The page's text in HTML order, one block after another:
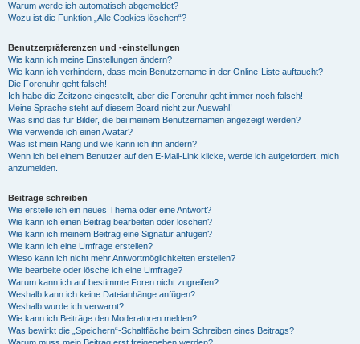
Warum werde ich automatisch abgemeldet?
Wozu ist die Funktion „Alle Cookies löschen“?
Benutzerpräferenzen und -einstellungen
Wie kann ich meine Einstellungen ändern?
Wie kann ich verhindern, dass mein Benutzername in der Online-Liste auftaucht?
Die Forenuhr geht falsch!
Ich habe die Zeitzone eingestellt, aber die Forenuhr geht immer noch falsch!
Meine Sprache steht auf diesem Board nicht zur Auswahl!
Was sind das für Bilder, die bei meinem Benutzernamen angezeigt werden?
Wie verwende ich einen Avatar?
Was ist mein Rang und wie kann ich ihn ändern?
Wenn ich bei einem Benutzer auf den E-Mail-Link klicke, werde ich aufgefordert, mich
anzumelden.
Beiträge schreiben
Wie erstelle ich ein neues Thema oder eine Antwort?
Wie kann ich einen Beitrag bearbeiten oder löschen?
Wie kann ich meinem Beitrag eine Signatur anfügen?
Wie kann ich eine Umfrage erstellen?
Wieso kann ich nicht mehr Antwortmöglichkeiten erstellen?
Wie bearbeite oder lösche ich eine Umfrage?
Warum kann ich auf bestimmte Foren nicht zugreifen?
Weshalb kann ich keine Dateianhänge anfügen?
Weshalb wurde ich verwarnt?
Wie kann ich Beiträge den Moderatoren melden?
Was bewirkt die „Speichern“-Schaltfläche beim Schreiben eines Beitrags?